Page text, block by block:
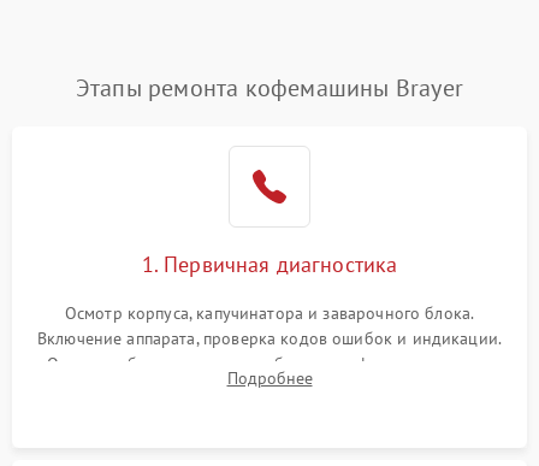
Этапы ремонта кофемашины Brayer
1. Первичная диагностика
Осмотр корпуса, капучинатора и заварочного блока.
Включение аппарата, проверка кодов ошибок и индикации.
Оценка работы помпы, термоблока и кофемолки на слух.
Измерение температуры и давления воды для выявления
Подробнее